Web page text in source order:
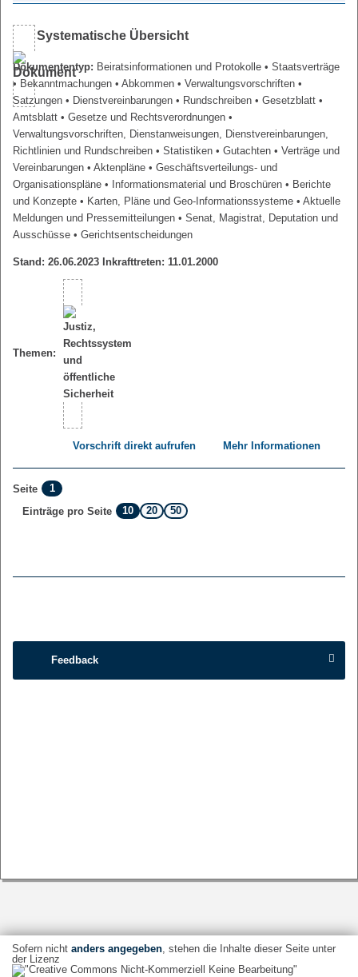
Systematische Übersicht
Dokumententyp: Beiratsinformationen und Protokolle • Staatsverträge
• Bekanntmachungen • Abkommen • Verwaltungsvorschriften •
Satzungen • Dienstvereinbarungen • Rundschreiben • Gesetzblatt •
Amtsblatt • Gesetze und Rechtsverordnungen •
Verwaltungsvorschriften, Dienstanweisungen, Dienstvereinbarungen,
Richtlinien und Rundschreiben • Statistiken • Gutachten • Verträge und
Vereinbarungen • Aktenpläne • Geschäftsverteilungs- und
Organisationspläne • Informationsmaterial und Broschüren • Berichte
und Konzepte • Karten, Pläne und Geo-Informationssysteme • Aktuelle
Meldungen und Pressemitteilungen • Senat, Magistrat, Deputation und
Ausschüsse • Gerichtsentscheidungen
Stand: 26.06.2023 Inkrafttreten: 11.01.2000
Themen:
Vorschrift direkt aufrufen Mehr Informationen
Seite
1
Einträge pro Seite
10 20 50
Feedback
Sofern nicht anders angegeben, stehen die Inhalte dieser Seite unter
der Lizenz